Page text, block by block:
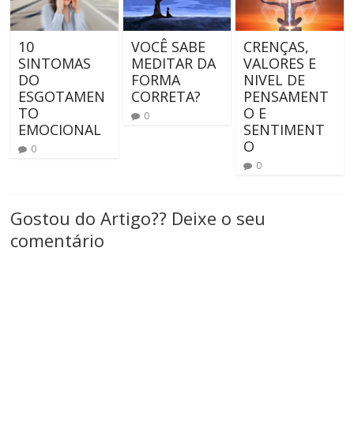
10
SINTOMAS
DO
ESGOTAMEN
TO
EMOCIONAL
0
VOCÊ SABE
MEDITAR DA
FORMA
CORRETA?
0
CRENÇAS,
VALORES E
NIVEL DE
PENSAMENT
O E
SENTIMENT
O
0
Gostou do Artigo?? Deixe o seu
comentário